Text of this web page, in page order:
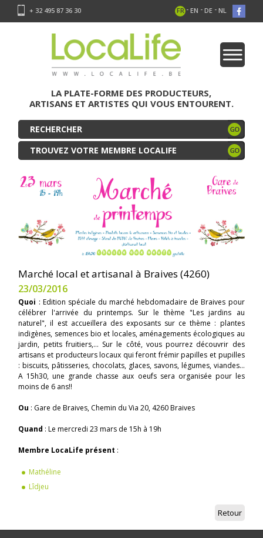
+ 32 495 87 36 30 FR - EN - DE - NL
LA PLATE-FORME DES PRODUCTEURS,
ARTISANS ET ARTISTES QUI VOUS ENTOURENT.
TROUVEZ VOTRE MEMBRE LOCALIFE
Marché local et artisanal à Braives (4260)
23/03/2016
Quoi : Edition spéciale du marché hebdomadaire de Braives pour
célébrer l'arrivée du printemps. Sur le thème "Les jardins au
naturel", il est accueillera des exposants sur ce thème : plantes
indigènes, semences bio et locales, aménagements écologiques au
jardin, petits fruitiers,... Sur le côté, vous pourrez découvrir des
artisans et producteurs locaux qui feront frémir papilles et pupilles
: biscuits, pâtisseries, chocolats, glaces, savons, légumes, viandes...
A 15h30, une grande chasse aux oeufs sera organisée pour les
moins de 6 ans!!
Ou : Gare de Braives, Chemin du Via 20, 4260 Braives
Quand : Le mercredi 23 mars de 15h à 19h
Membre LocaLife présent :
Mathéline
Lîdjeu
Retour